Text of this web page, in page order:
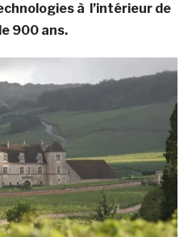
à l’intérieur de
900 ans.